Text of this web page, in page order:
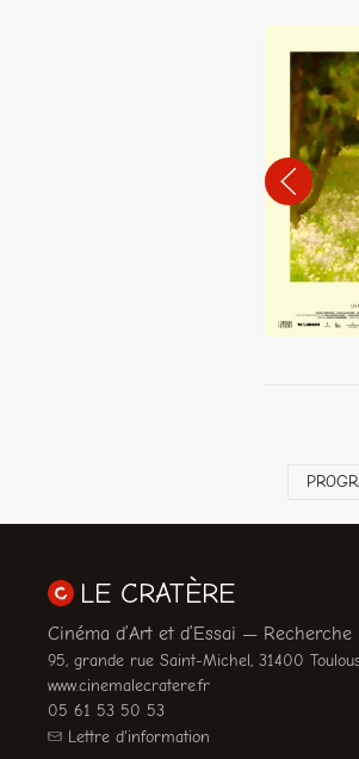
LE CRATÈRE
Cinéma d’Art et d’Essai — Recherche
95, grande rue Saint-Michel, 31400
www.cinemalecratere.fr
05 61 53 50 53
Lettre d'information